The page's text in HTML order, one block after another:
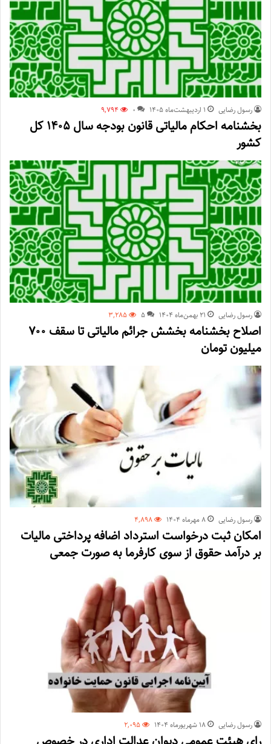
رسول رضایی ۱ اردیبهشت‌ماه ۱۴۰۵ 0
9,794
بخشنامه احکام مالیاتی قانون بودجه سال ۱۴۰۵ کل
کشور
رسول رضایی ۲۱ بهمن‌ماه ۱۴۰۴ 5
3,285
اصلاح بخشنامه بخشش جرائم مالیاتی تا سقف ۷۰۰
میلیون تومان
رسول رضایی ۸ مهر‌ماه ۱۴۰۴ 4,898
امکان ثبت درخواست استرداد اضافه پرداختی مالیات
بر درآمد حقوق از سوی کارفرما به صورت جمعی
رسول رضایی ۱۸ شهریور‌ماه ۱۴۰۴ 2,095